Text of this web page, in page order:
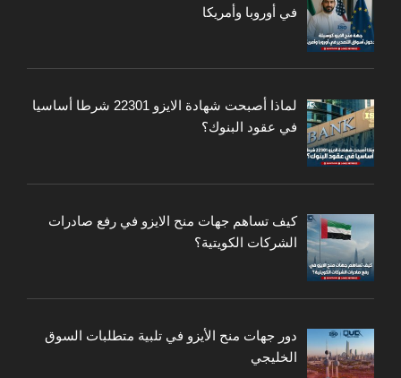
في أوروبا وأمريكا
لماذا أصبحت شهادة الايزو 22301 شرطا أساسيا
في عقود البنوك؟
كيف تساهم جهات منح الايزو في رفع صادرات
الشركات الكويتية؟
دور جهات منح الأيزو في تلبية متطلبات السوق
الخليجي